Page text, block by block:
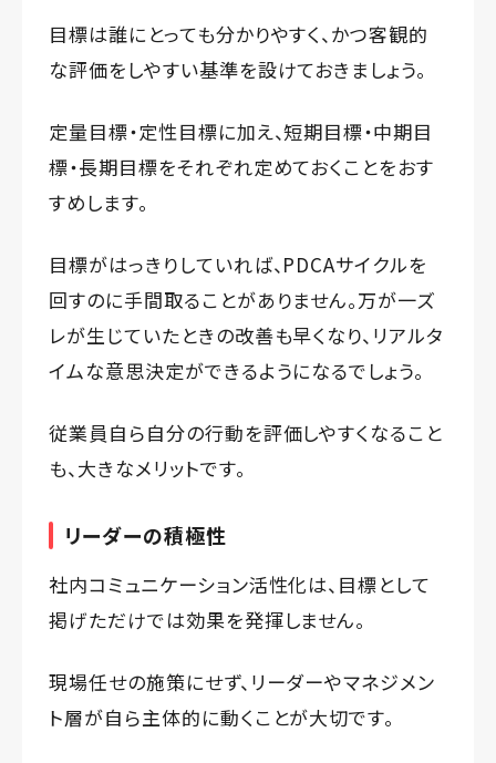
目標は誰にとっても分かりやすく、かつ客観的
な評価をしやすい基準を設けておきましょう。
定量目標・定性目標に加え、短期目標・中期目
標・長期目標をそれぞれ定めておくことをおす
すめします。
目標がはっきりしていれば、PDCAサイクルを
回すのに手間取ることがありません。万が一ズ
レが生じていたときの改善も早くなり、リアルタ
イムな意思決定ができるようになるでしょう。
従業員自ら自分の行動を評価しやすくなること
も、大きなメリットです。
リーダーの積極性
社内コミュニケーション活性化は、目標として
掲げただけでは効果を発揮しません。
現場任せの施策にせず、リーダーやマネジメン
ト層が自ら主体的に動くことが大切です。